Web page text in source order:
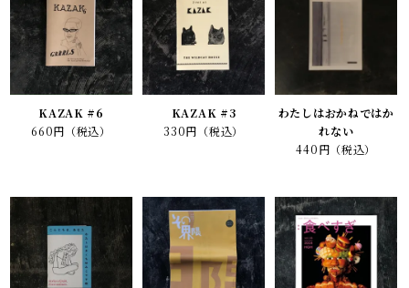
KAZAK #6
660円（税込）
KAZAK #3
330円（税込）
わたしはおかねではか
れない
440円（税込）